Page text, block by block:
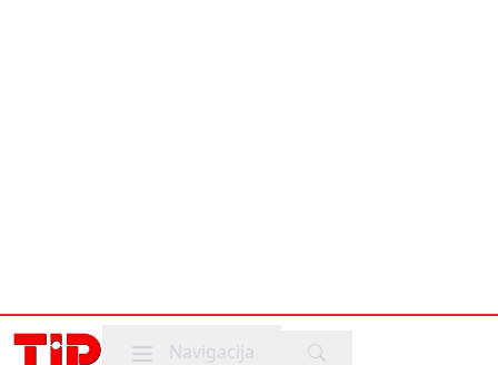
Mobile menu
Navigacija